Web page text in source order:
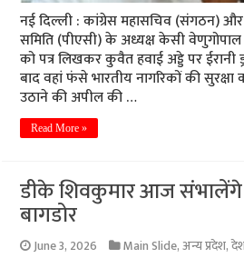
नई दिल्ली : कांग्रेस महासचिव (संगठन)
समिति (पीएसी) के अध्यक्ष केसी
को पत्र लिखकर कुवैत हवाई अड्डे पर
बाद वहां फंसे भारतीय नागरिकों की
उठाने की अपील की …
Read More »
डीके शिवकुमार आज संभालेंगे
बागडोर
June 3, 2026 Main Slide,अन्य प्रदेश,